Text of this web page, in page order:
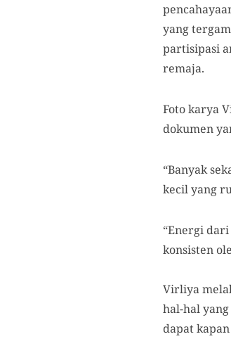
yang
partisipasi
remaja.
Foto karya
dokumen
“Banyak
kecil yang
“Energi
konsisten
Virliya
hal-hal
dapat